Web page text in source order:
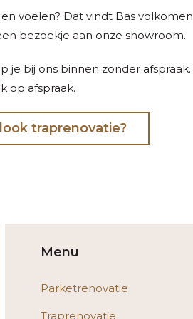
voelen? Dat vindt Bas volkomen
bezoekje aan onze showroom.
je bij ons binnen zonder afspraak.
op afspraak.
traprenovatie?
Menu
Parketrenovatie
Traprenovatie